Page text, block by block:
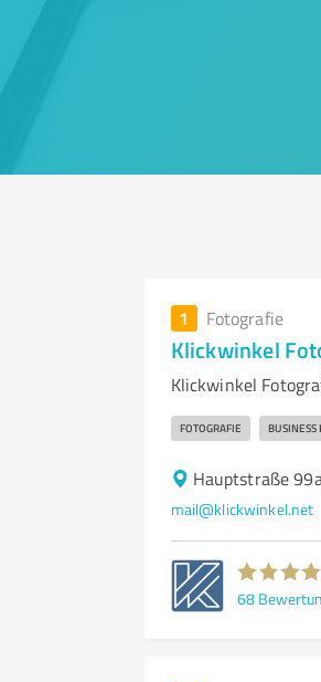
1 Fotografie
Klickwinkel
Klickwinkel
FOTOGRAFIE BUSINESS
Hauptstraße
mail@klickwinkel.net
68